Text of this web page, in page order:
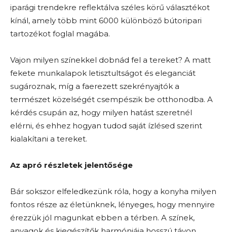
iparági trendekre reflektálva széles körű választékot
kínál, amely több mint 6000 különböző bútoripari
tartozékot foglal magába.
Vajon milyen színekkel dobnád fel a tereket? A matt
fekete munkalapok letisztultságot és eleganciát
sugároznak, míg a faerezett szekrényajtók a
természet közelségét csempészik be otthonodba. A
kérdés csupán az, hogy milyen hatást szeretnél
elérni, és ehhez hogyan tudod saját ízlésed szerint
kialakítani a tereket.
Az apró részletek jelentősége
Bár sokszor elfeledkezünk róla, hogy a konyha milyen
fontos része az életünknek, lényeges, hogy mennyire
érezzük jól magunkat ebben a térben. A színek,